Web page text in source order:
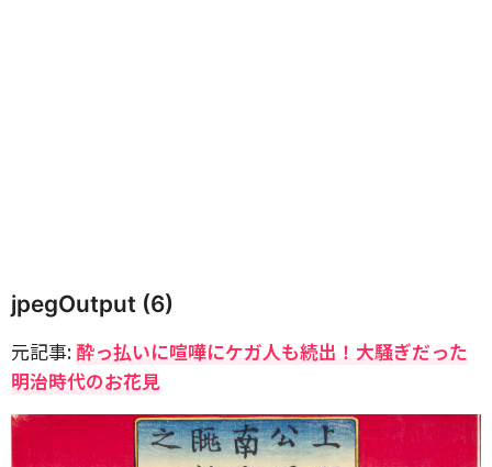
jpegOutput (6)
元記事:酔っ払いに喧嘩にケガ人も続出！大騒ぎだった
明治時代のお花見